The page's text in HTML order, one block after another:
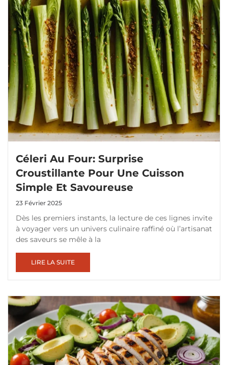
Céleri Au Four: Surprise
Croustillante Pour Une Cuisson
Simple Et Savoureuse
23 Février 2025
Dès les premiers instants, la lecture de ces lignes invite
à voyager vers un univers culinaire raffiné où l’artisanat
des saveurs se mêle à la
LIRE LA SUITE